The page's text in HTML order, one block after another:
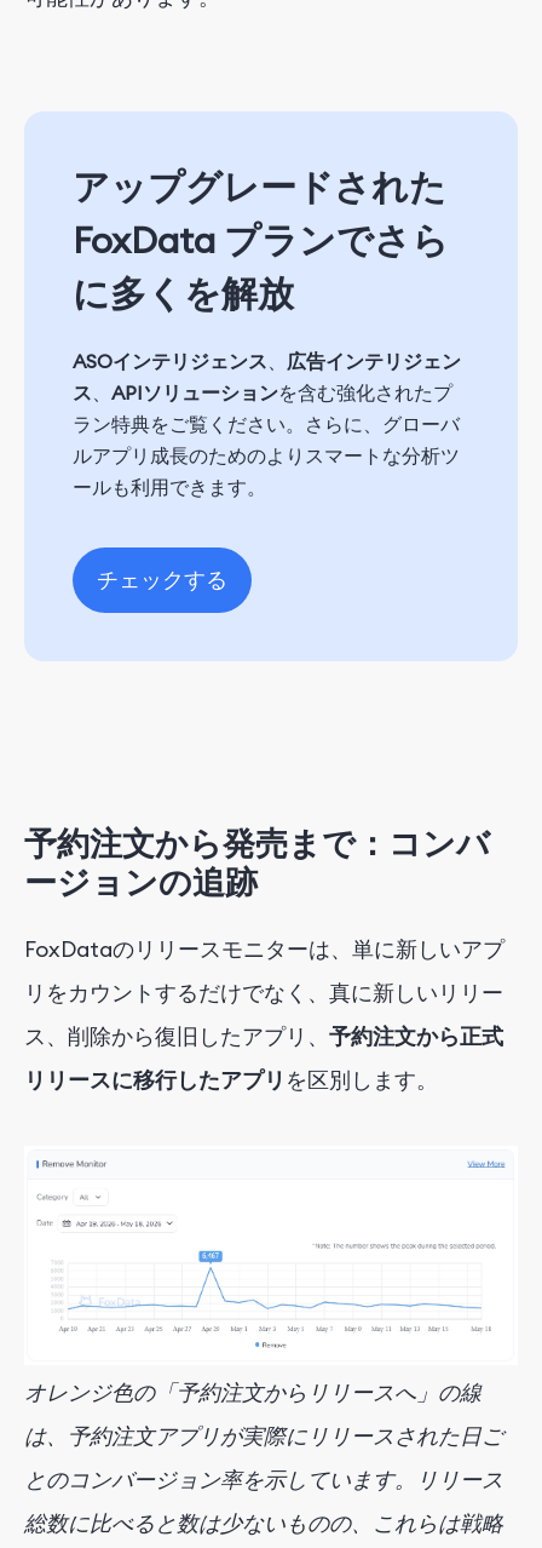
アップグレードされた
FoxData プランでさら
に多くを解放
ASOインテリジェンス
広告インテリジェン
ス
APIソリューションを含む強化されたプ
ラン特典をご覧ください。さらに、グローバ
ルアプリ成長のためのよりスマートな分析ツ
ールも利用できます。
チェックする
予約注文から発売まで：コンバ
ージョンの追跡
FoxDataのリリースモニターは、単に新しいアプ
リをカウントするだけでなく、真に新しいリリー
ス、削除から復旧したアプリ、 予約注文から正式
リリースに移行したアプリ を区別します。
オレンジ色の「予約注文からリリースへ」の線
は、予約注文アプリが実際にリリースされた日ご
とのコンバージョン率を示しています。リリース
総数に比べると数は少ないものの、これらは戦略